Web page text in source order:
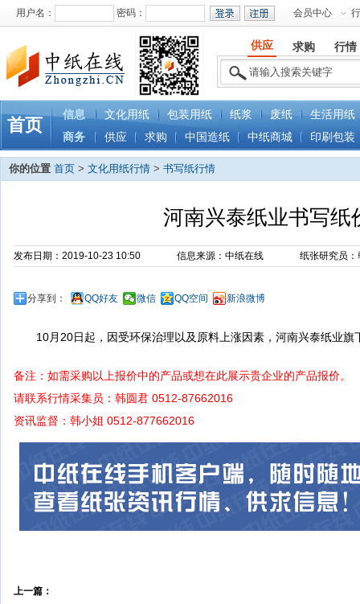
用户名： 密码： 会员中心
供应 求购 行情
首页
信息 文化用纸 包装用纸 纸浆 废纸
生活用纸
商务
供应 求购 中国造纸 中纸商城 印刷包装
你的位置 首页 > 文化用纸行情 > 书写纸行情
河南兴泰纸业书写纸
发布日期：2019-10-23 10:50 信息来源：中纸在线 纸张研究员：
分享到： QQ好友 微信 QQ空间 新浪微博
10月20日起，因受环保治理以及原料上涨因素，河南兴泰纸业旗
备注：如需采购以上报价中的产品或想在此展示贵企业的产品报价。
请联系行情采集员：韩圆君 0512-87662016
资讯监督：韩小姐 0512-877662016
上一篇：